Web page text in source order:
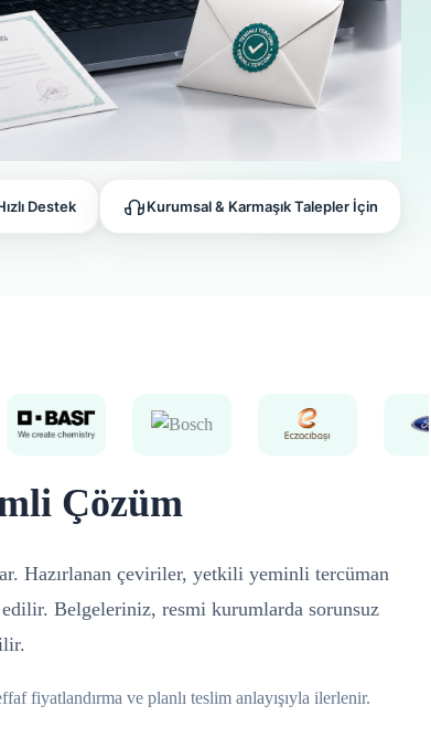
Destek Kurumsal & Karmaşık Talepler İçin
Çözüm
Hazırlanan çeviriler, yetkili yeminli tercüman
Belgeleriniz, resmi kurumlarda sorunsuz
fiyatlandırma ve planlı teslim anlayışıyla ilerlenir.